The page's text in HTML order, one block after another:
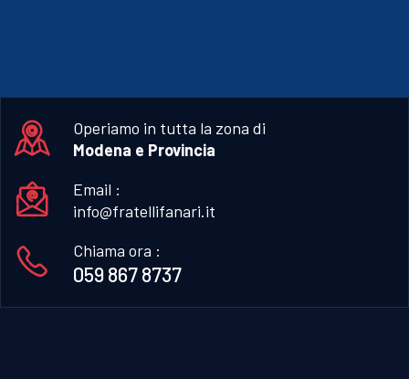
Operiamo in tutta la zona di
Modena e Provincia
Email :
info@fratellifanari.it
Chiama ora :
059 867 8737